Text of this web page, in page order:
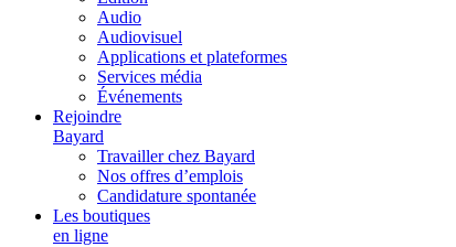
Audio
Audiovisuel
Applications et plateformes
Services média
Événements
Rejoindre
Bayard
Travailler chez Bayard
Nos offres d’emplois
Candidature spontanée
Les boutiques
en ligne